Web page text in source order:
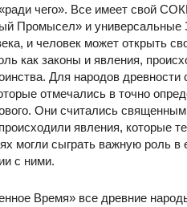
«ради чего». Все имеет
Промысел» и
и человек может открыть
как законы и явления,
Для народов
отмечались в точно
Они считались
явления, которые
могли сыграть важную роль
с ними.
Время» все древние